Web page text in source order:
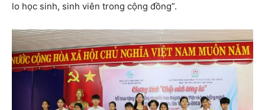
lo học sinh, sinh viên trong cộng đồng”.